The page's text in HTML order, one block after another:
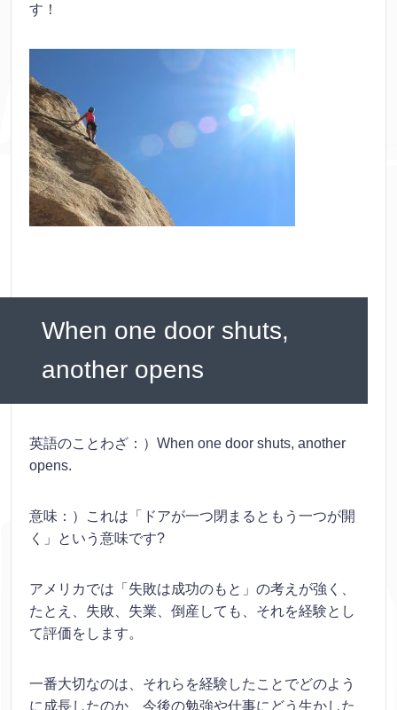
す！
When one door shuts,
another opens
英語のことわざ：）When one door shuts, another
opens.
意味：）これは「ドアが一つ閉まるともう一つが開
く」という意味です?
アメリカでは「失敗は成功のもと」の考えが強く、
たとえ、失敗、失業、倒産しても、それを経験とし
て評価をします。
一番大切なのは、それらを経験したことでどのよう
に成長したのか、今後の勉強や仕事にどう生かした